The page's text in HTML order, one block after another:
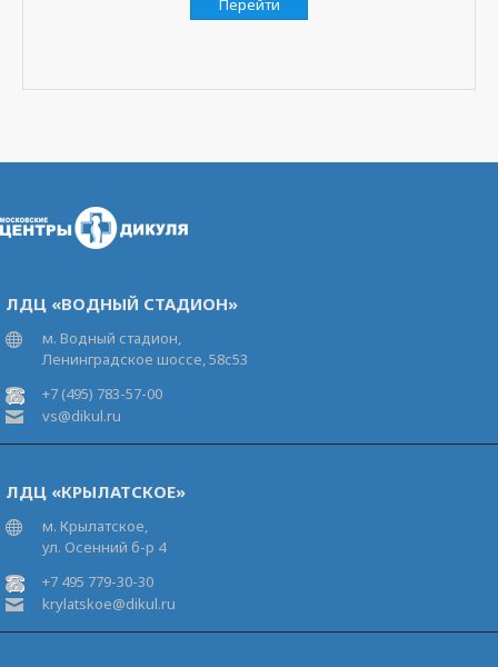
Перейти
ЛДЦ «ВОДНЫЙ СТАДИОН»
м. Водный стадион,
Ленинградское шоссе, 58с53
+7 (495) 783-57-00
vs@dikul.ru
ЛДЦ «КРЫЛАТСКОЕ»
м. Крылатское,
ул. Осенний б-р 4
+7 495 779-30-30
krylatskoe@dikul.ru